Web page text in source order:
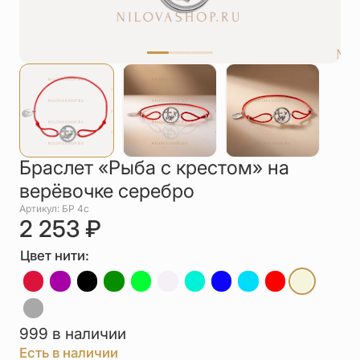
Чётки
Шнурки на
шею
Другое
Браслет «Рыба с крестом» на
верёвочке серебро
Артикул: БР 4с
2 253 ₽
Цвет нити:
999 в наличии
Есть в наличии